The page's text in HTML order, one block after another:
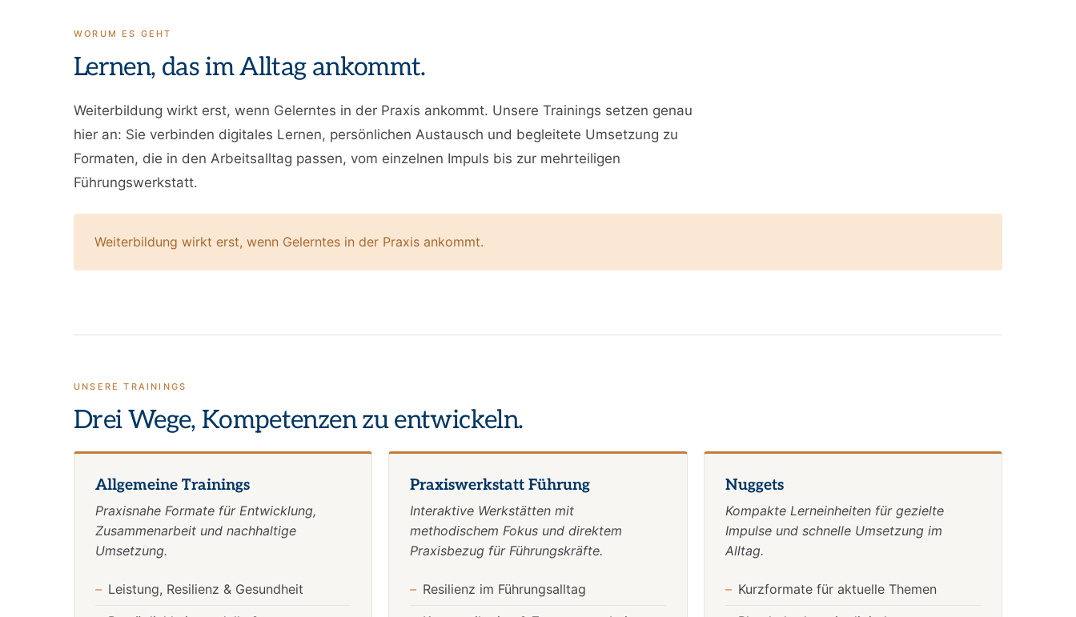
WORUM ES GEHT
Lernen, das im Alltag ankommt.
Weiterbildung wirkt erst, wenn Gelerntes in der Praxis ankommt. Unsere Trainings setzen genau
hier an: Sie verbinden digitales Lernen, persönlichen Austausch und begleitete Umsetzung zu
Formaten, die in den Arbeitsalltag passen, vom einzelnen Impuls bis zur mehrteiligen
Führungswerkstatt.
Weiterbildung wirkt erst, wenn Gelerntes in der Praxis ankommt.
UNSERE TRAININGS
Drei Wege, Kompetenzen zu entwickeln.
Allgemeine Trainings
Praxisnahe Formate für Entwicklung,
Zusammenarbeit und nachhaltige
Umsetzung.
Leistung, Resilienz & Gesundheit
Praxiswerkstatt Führung
Interaktive Werkstätten mit
methodischem Fokus und direktem
Praxisbezug für Führungskräfte.
Resilienz im Führungsalltag
Nuggets
Kompakte Lerneinheiten für gezielte
Impulse und schnelle Umsetzung im
Alltag.
Kurzformate für aktuelle Themen